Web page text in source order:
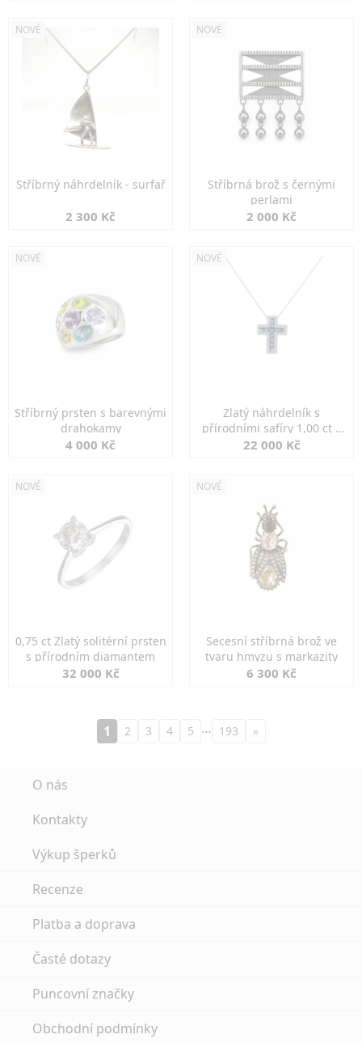
NOVÉ
Stříbrný náhrdelník - surfař
2 300 Kč
NOVÉ
Stříbrná brož s černými
perlami
2 000 Kč
NOVÉ
Stříbrný prsten s barevnými
drahokamy
4 000 Kč
NOVÉ
Zlatý náhrdelník s
přírodními safíry 1,00 ct a
diamanty
22 000 Kč
NOVÉ
0,75 ct Zlatý solitérní prsten
s přírodním diamantem
32 000 Kč
NOVÉ
Secesní stříbrná brož ve
tvaru hmyzu s markazity
6 300 Kč
1 2 3 4 5 … 193 »
O nás
Kontakty
Výkup šperků
Recenze
Platba a doprava
Časté dotazy
Puncovní značky
Obchodní podmínky